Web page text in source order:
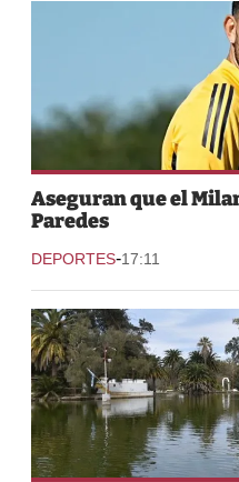
Aseguran que el
Paredes
DEPORTES-17:11